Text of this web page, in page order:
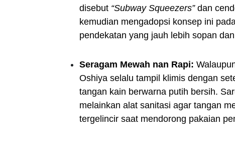
disebut “Subway Squeezers”dan
kemudian mengadopsi konsep ini
pendekatan yang jauh lebih sopan
Seragam Mewah nan Rapi:
Oshiya selalu tampil klimis dengan
tangan kain berwarna putih bersih.
melainkan alat sanitasi agar tangan
tergelincir saat mendorong pakaian